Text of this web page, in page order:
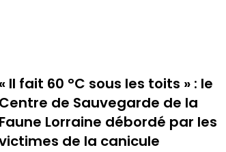
« Il fait 60 °C sous les toits » : le
Centre de Sauvegarde de la
Faune Lorraine débordé par les
de la canicule